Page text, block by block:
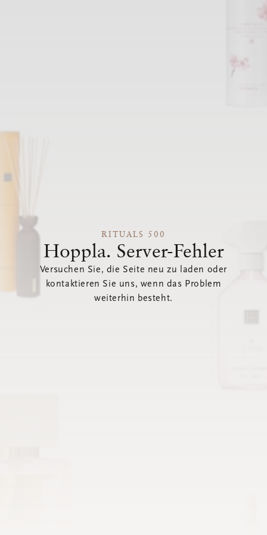
RITUALS 500
Hoppla. Server-Fehler
Versuchen Sie, die Seite neu zu laden oder
kontaktieren Sie uns, wenn das Problem
weiterhin besteht.